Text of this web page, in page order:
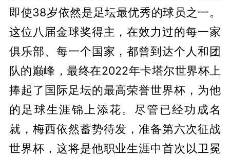
即使38岁依然是足坛最优秀的球员之一。
这位八届金球奖得主，在效力过的每一家
俱乐部、每一个国家，都曾到达个人和团
队的巅峰，最终在2022年卡塔尔世界杯上
捧起了国际足坛的最高荣誉世界杯，为他
的足球生涯锦上添花。尽管已经功成名
就，梅西依然蓄势待发，准备第六次征战
世界杯，这将是他职业生涯中首次以卫冕